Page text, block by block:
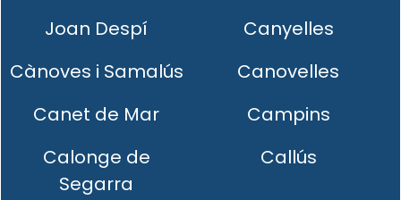
Joan Despí
Canyelles
Cànoves i Samalús
Canovelles
Canet de Mar
Campins
Calonge de
Segarra
Callús